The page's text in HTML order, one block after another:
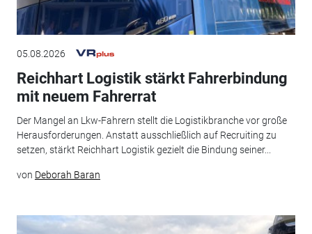
05.08.2026
Reichhart Logistik stärkt Fahrerbindung
mit neuem Fahrerrat
Der Mangel an Lkw-Fahrern stellt die Logistikbranche vor große
Herausforderungen. Anstatt ausschließlich auf Recruiting zu
setzen, stärkt Reichhart Logistik gezielt die Bindung seiner...
von Deborah Baran